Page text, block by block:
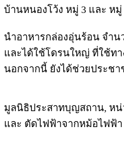
บ้านหนองโว้ง หมู่ 3 และ ห
นำอาหารกล่องอุ่นร้อน จำน
และได้ใช้โดรนใหญ่ ที่ใช้ท
นอกจากนี้ ยังได้ช่วยประช
มูลนิธิประสาทบุญสถาน, หน่
และ ตัดไฟฟ้าจากหม้อไฟฟ้